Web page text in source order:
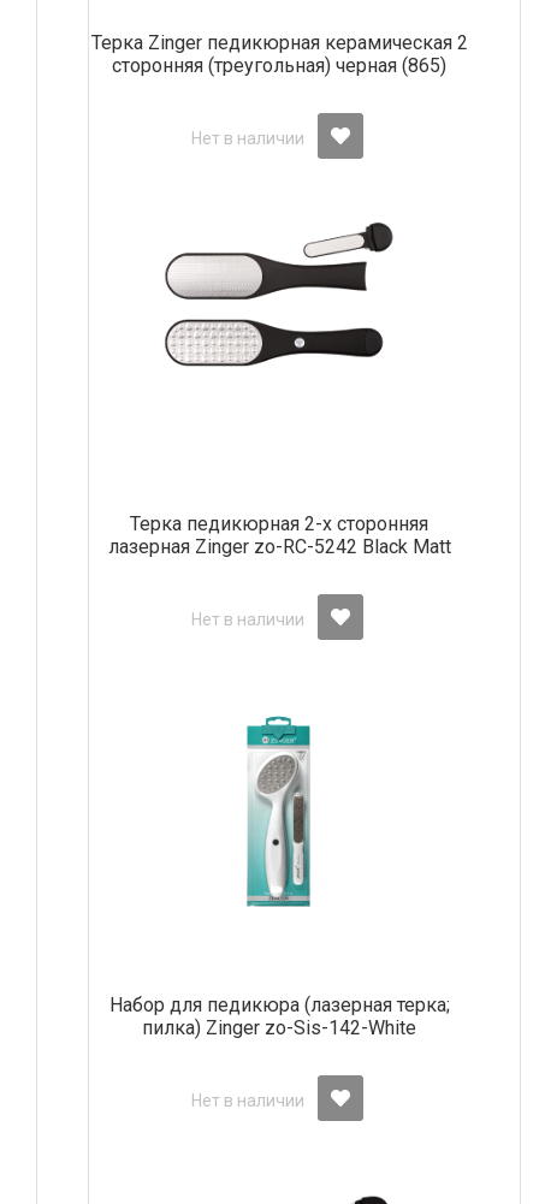
Терка Zinger педикюрная керамическая 2
сторонняя (треугольная) черная (865)
Нет в наличии
Терка педикюрная 2-х сторонняя
лазерная Zinger zo-RC-5242 Black Matt
Нет в наличии
Набор для педикюра (лазерная терка;
пилка) Zinger zo-Sis-142-White
Нет в наличии